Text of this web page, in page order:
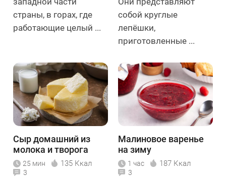
страны, в горах, где
работающие целый ...
собой круглые
лепёшки,
приготовленные ...
Сыр домашний из
молока и творога
25 мин 135 Ккал
3
Малиновое варенье
на зиму
1 час 187 Ккал
3